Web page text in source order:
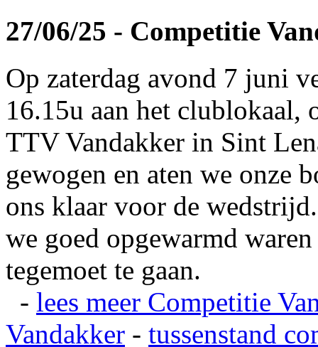
27/06/25 - Competitie
Op zaterdag avond 7 juni
16.15u aan het clublokaal,
TTV Vandakker in Sint
gewogen en aten we onze
ons klaar voor de
we goed opgewarmd
tegemoet te gaan.
- lees meer Competitie
Vandakker - tussenstand